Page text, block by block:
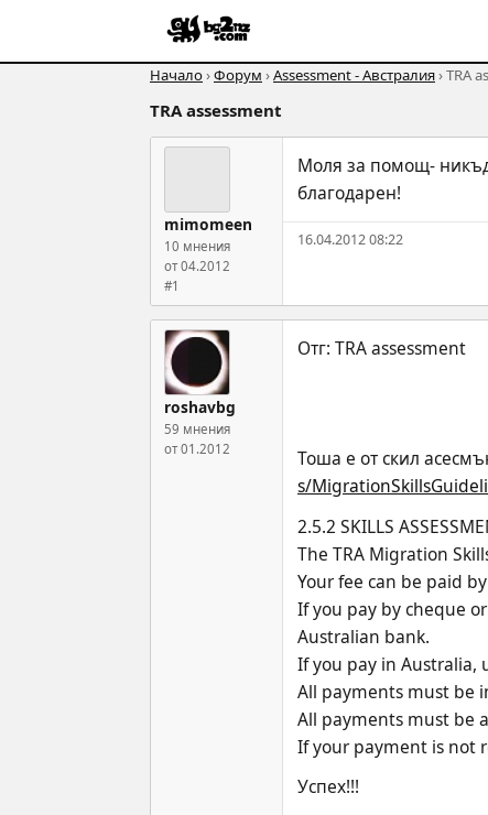
Начало›Форум ›Assessment - Австралия› TRA
TRA assessment
mimomeen
10 мнения
от 04.2012
#1
Моля за помощ-
благодарен!
16.04.2012 08:22
roshavbg
59 мнения
от 01.2012
Тоша е от скил
s/
2.5.2 SKILLS
The TRA Migration
Your fee can be paid
If you pay by cheque
Australian bank.
If you pay in Australia,
All payments must be
All payments must be
If your payment is not
Успех!!!